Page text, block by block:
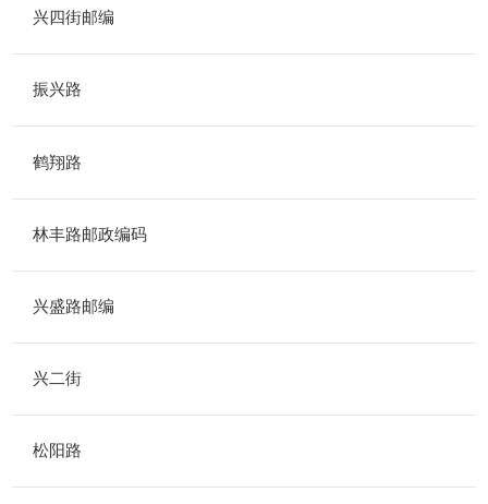
兴四街邮编
振兴路
鹤翔路
林丰路邮政编码
兴盛路邮编
兴二街
松阳路